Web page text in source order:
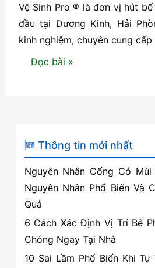
Vệ Sinh Pro ® là đơn vị hút
đầu tại Dương Kinh, Hải
kinh nghiệm, chuyên cung
Hút
Kinh,
Hải
Phòng:
Dịch
vụ
Uy
tín,
Giá
Đọc bài »
🆕 Thông tin mới nhất
Nguyên Nhân Cống Có
Nguyên Nhân Phổ Biến Và
Quả
6 Cách Xác Định Vị Trí Bể
Chóng Ngay Tại Nhà
10 Sai Lầm Phổ Biến Khi